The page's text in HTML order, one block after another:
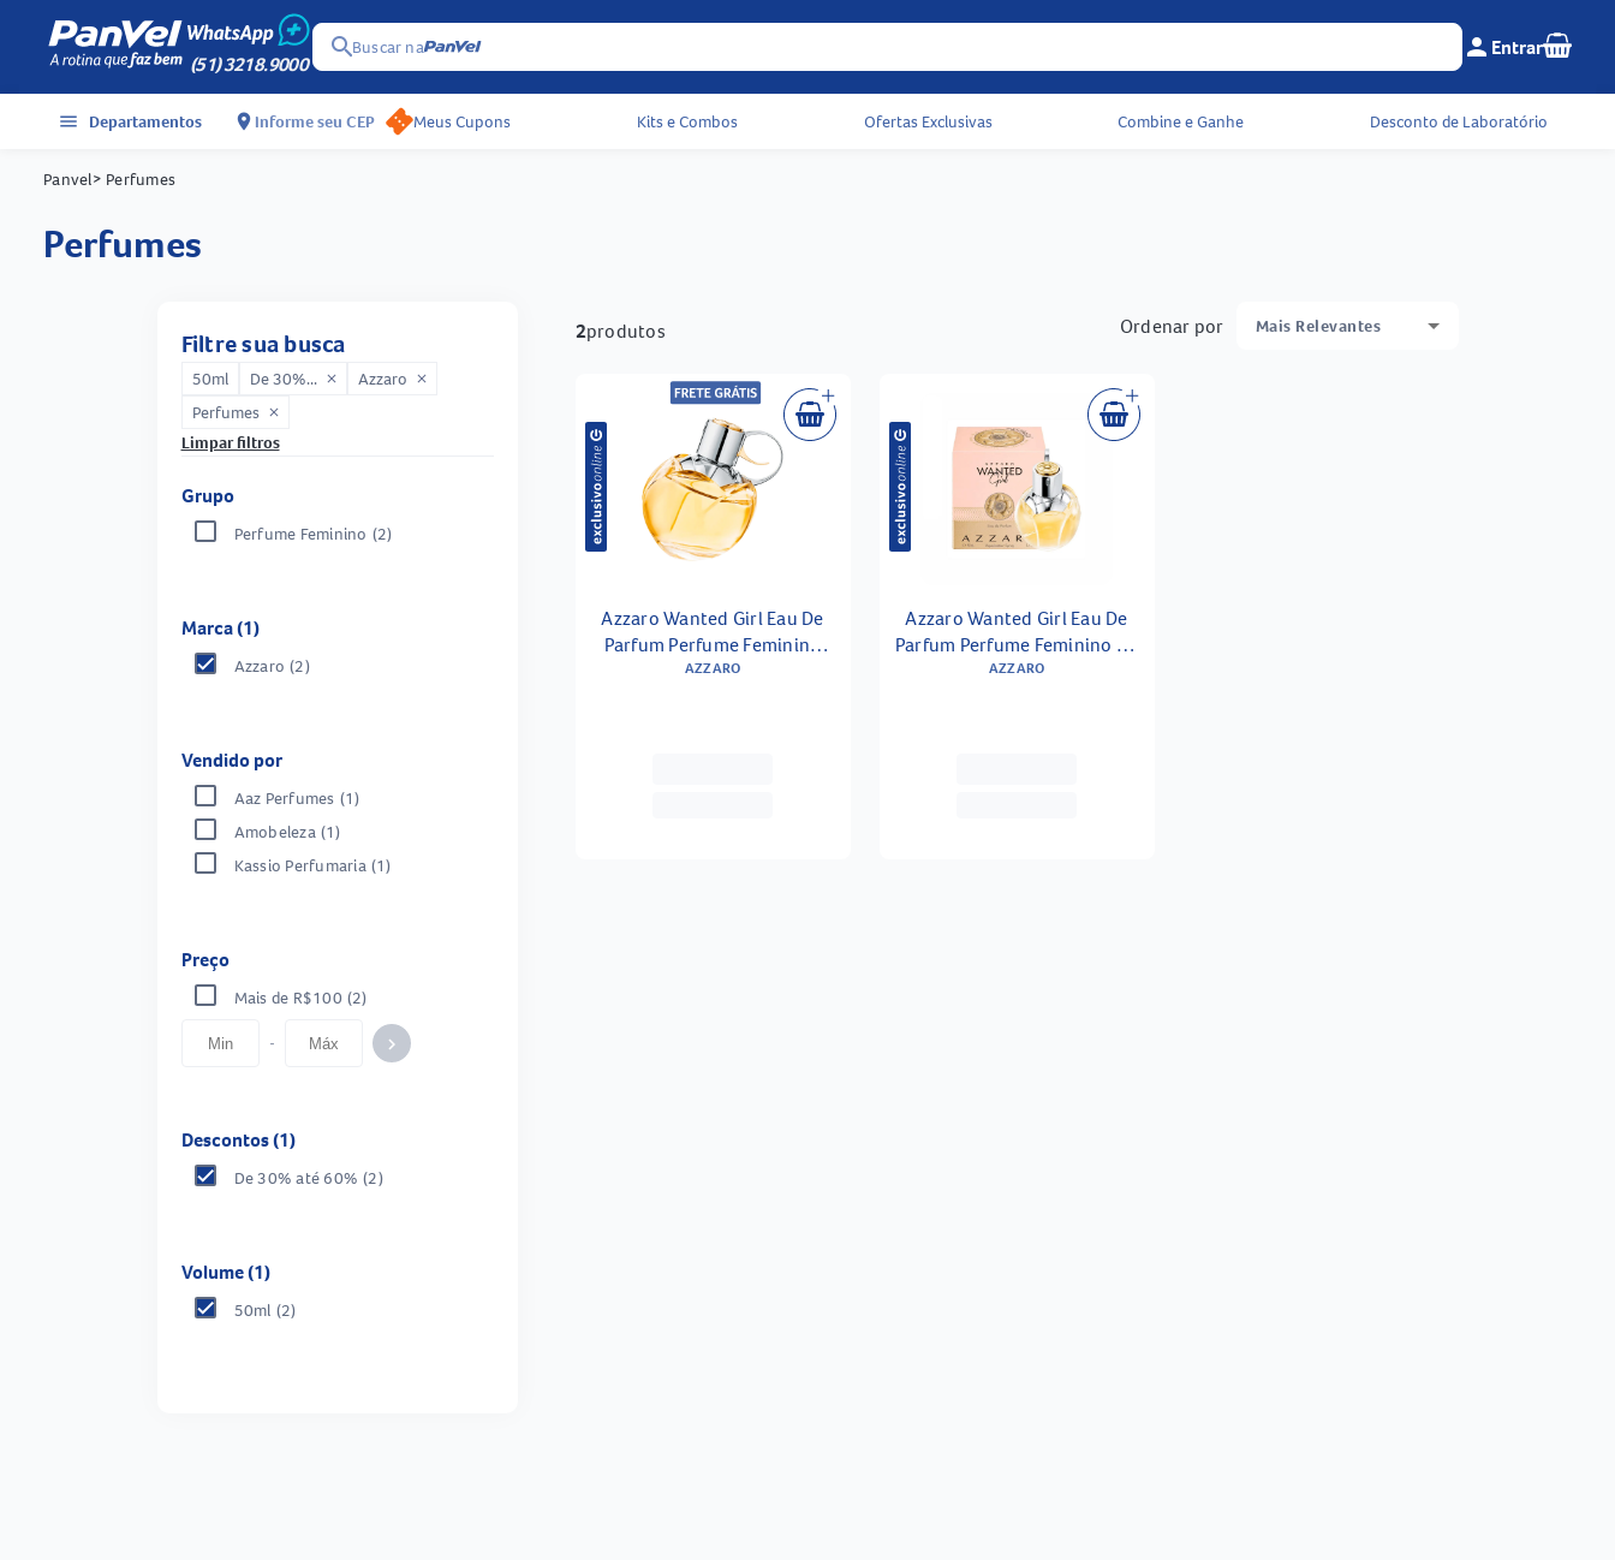
(51) 3218.9000
searchBuscar na Menu do cliente e
person Entrar Seu
Acessos rápidos do cabeçalho
menu Departamentos location_on Informe seu CEP Meus Cupons Kits e Combos Ofertas Exclusivas Combine e Ganhe Desconto de Laboratório
Panvel> Perfumes
perfumes
Filtre sua busca
50ml De 30%... close Azzaro close
Perfumes close
Limpar filtros
Grupo
Perfume Feminino (2)
Marca (1)
Azzaro (2)
Vendido por
Aaz Perfumes (1)
Amobeleza (1)
Kassio Perfumaria (1)
Preço
Mais de R$100 (2)
- keyboard_arrow_right
Descontos (1)
De 30% até 60% (2)
Volume (1)
50ml (2)
2produtos Ordenar por Mais Relevantes
Azzaro Wanted Girl Eau De
Parfum Perfume Feminino
50ml
AZZARO
Azzaro Wanted Girl Eau De
Parfum Perfume Feminino 50
Ml
AZZARO